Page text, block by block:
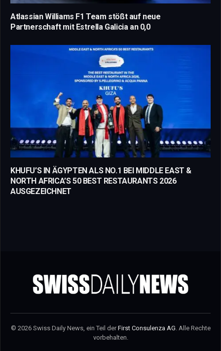
Atlassian Williams F1 Team stößt auf neue
Partnerschaft mit Estrella Galicia an 0,0
KHUFU’S IN ÄGYPTEN ALS NO.1 BEI MIDDLE EAST &
NORTH AFRICA’S 50 BEST RESTAURANTS 2026
AUSGEZEICHNET
© 2026 Swiss Daily News, ein Teil derFirst Consulenza AG. Alle Rechte
vorbehalten.